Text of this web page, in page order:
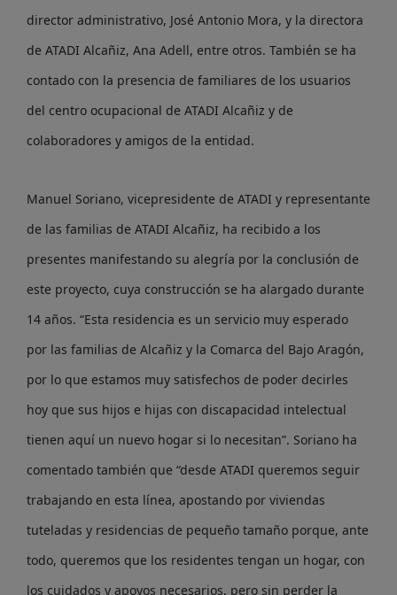
director administrativo, José Antonio Mora, y la directora
de ATADI Alcañiz, Ana Adell, entre otros. También se ha
contado con la presencia de familiares de los usuarios
del centro ocupacional de ATADI Alcañiz y de
colaboradores y amigos de la entidad.
Manuel Soriano, vicepresidente de ATADI y representante
de las familias de ATADI Alcañiz, ha recibido a los
presentes manifestando su alegría por la conclusión de
este proyecto, cuya construcción se ha alargado durante
14 años. “Esta residencia es un servicio muy esperado
por las familias de Alcañiz y la Comarca del Bajo Aragón,
por lo que estamos muy satisfechos de poder decirles
hoy que sus hijos e hijas con discapacidad intelectual
tienen aquí un nuevo hogar si lo necesitan”. Soriano ha
comentado también que “desde ATADI queremos seguir
trabajando en esta línea, apostando por viviendas
tuteladas y residencias de pequeño tamaño porque, ante
todo, queremos que los residentes tengan un hogar, con
los cuidados y apoyos necesarios, pero sin perder la